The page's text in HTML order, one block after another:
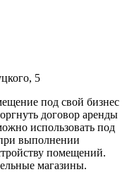
5
под свой бизнес
договор аренды
использовать под
выполнении
помещений.
магазины.